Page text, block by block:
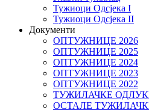
Тужиоци Oдсјекa I
Тужиоци Oдсјекa II
Документи
ОПТУЖНИЦЕ 2026
ОПТУЖНИЦЕ 2025
ОПТУЖНИЦЕ 2024
ОПТУЖНИЦЕ 2023
ОПТУЖНИЦЕ 2022
ТУЖИЛАЧКЕ
ОСТАЛЕ